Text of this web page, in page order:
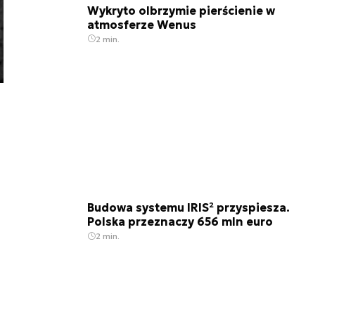
Wykryto olbrzymie pierścienie w
atmosferze Wenus
2 min.
Budowa systemu IRIS² przyspiesza.
Polska przeznaczy 656 mln euro
2 min.